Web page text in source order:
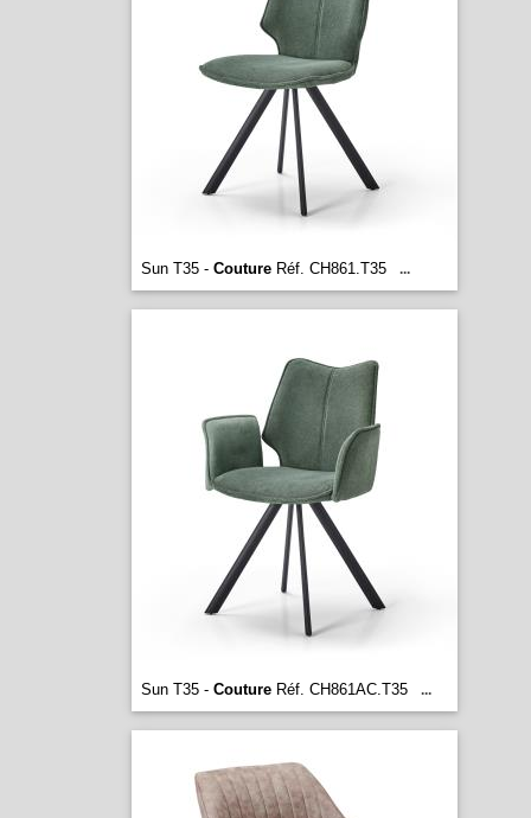
Sun T35 - CoutureRéf. CH861.T35 ...
Sun T35 - CoutureRéf. CH861AC.T35 ...